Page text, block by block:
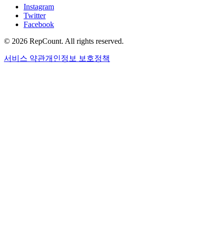
Instagram
Twitter
Facebook
© 2026 RepCount. All rights reserved.
서비스 약관개인정보 보호정책